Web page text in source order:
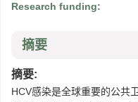
Research funding:
摘要
摘要:
HCV感染是全球重要的公共